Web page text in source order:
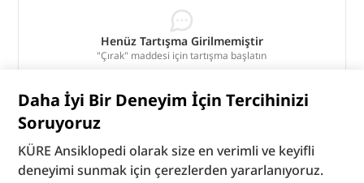
Daha İyi Bir Deneyim İçin Tercihinizi
Soruyoruz
KÜRE Ansiklopedi olarak size en verimli ve keyifli
deneyimi sunmak için çerezlerden yararlanıyoruz.
Henüz Tartışma Girilmemiştir
"Çırak" maddesi için tartışma başlatın
Tartışmaları Görüntüle
Bu madde yapay zeka desteği ile üretilmiştir.